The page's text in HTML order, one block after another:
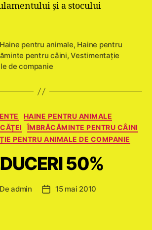
și a stocului
Haine pentru animale, Haine pentru
pentru câini,Vestimentație
de companie
Categorii
HAINE PENTRU ANIMALE
ÎMBRĂCĂMINTE PENTRU CÂINI
PENTRU ANIMALE DE COMPANIE
50%
Deadmin
Dată15 mai 2010